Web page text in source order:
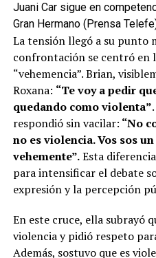
Juani Car sigue en
Gran Hermano (Prensa
La tensión llegó a su punto
confrontación se centró en
“vehemencia”. Brian,
Roxana: “Te voy a pedir
quedando como violenta”
respondió sin vacilar: “No
no es violencia. Vos sos
vehemente”.Esta
para intensificar el debate
expresión y la percepción
En este cruce, ella subrayó
violencia y pidió respeto
Además, sostuvo que es